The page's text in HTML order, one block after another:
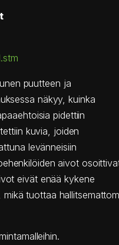
puutteen ja
näkyy, kuinka
pidettiin
kuvia, joiden
levänneisiin
aivot
eivät enää kykene
tuottaa